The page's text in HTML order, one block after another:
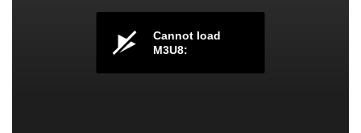
Cannot load
M3U8: